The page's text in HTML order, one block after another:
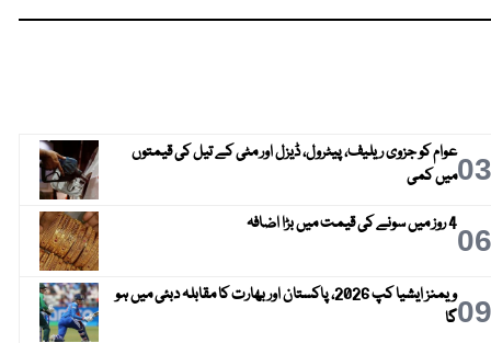
03عوام کو جزوی ریلیف، پیٹرول، ڈیزل اور مٹی کے تیل کی قیمتوں
میں کمی
064 روز میں سونے کی قیمت میں بڑا اضافہ
09
ویمنز ایشیا کپ 2026، پاکستان اور بھارت کا مقابلہ دبئی میں ہو
گا